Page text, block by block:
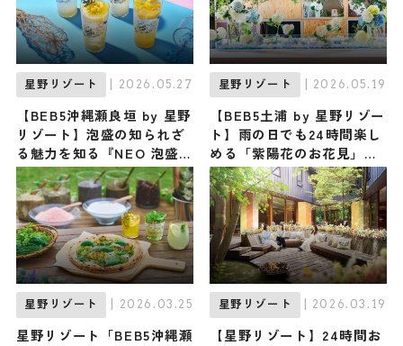
星野リゾート | 2026.05.27
【BEB5沖縄瀬良垣 by 星野
リゾート】泡盛の知られざ
る魅力を知る『NEO 泡盛
Summer Night』が6/1〜
開催！ 泡盛をアレンジした
カクテルやサワーで夏の夜
を涼やかに楽しもう ♪
星野リゾート | 2026.05.19
【BEB5土浦 by 星野リゾー
ト】雨の日でも24時間楽し
める「紫陽花のお花見」と
いう新体験！ 『紫陽花ブル
ーミング』が6月1日から初
開催
星野リゾート | 2026.03.25
星野リゾート「BEB5沖縄瀬
星野リゾート | 2026.03.19
【星野リゾート】24時間お